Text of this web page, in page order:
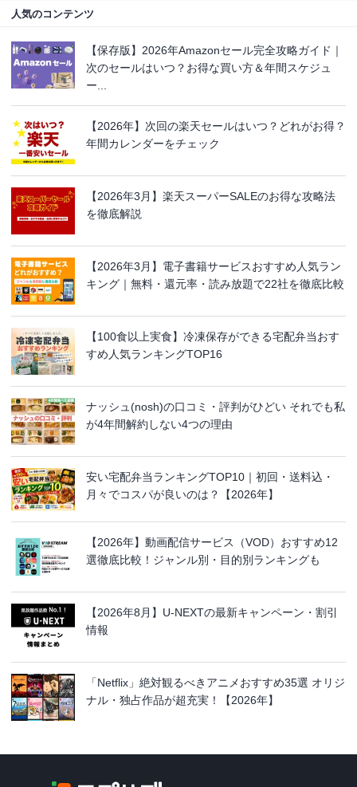
人気のコンテンツ
【保存版】2026年Amazonセール完全攻略ガイド｜
次のセールはいつ？お得な買い方＆年間スケジュ
ー...
【2026年】次回の楽天セールはいつ？どれがお得？
年間カレンダーをチェック
【2026年3月】楽天スーパーSALEのお得な攻略法
を徹底解説
【2026年3月】電子書籍サービスおすすめ人気ラン
キング｜無料・還元率・読み放題で22社を徹底比較
【100食以上実食】冷凍保存ができる宅配弁当おす
すめ人気ランキングTOP16
ナッシュ(nosh)の口コミ・評判がひどい それでも私
が4年間解約しない4つの理由
安い宅配弁当ランキングTOP10｜初回・送料込・
月々でコスパが良いのは？【2026年】
【2026年】動画配信サービス（VOD）おすすめ12
選徹底比較！ジャンル別・目的別ランキングも
【2026年8月】U-NEXTの最新キャンペーン・割引
情報
「Netflix」絶対観るべきアニメおすすめ35選 オリジ
ナル・独占作品が超充実！【2026年】